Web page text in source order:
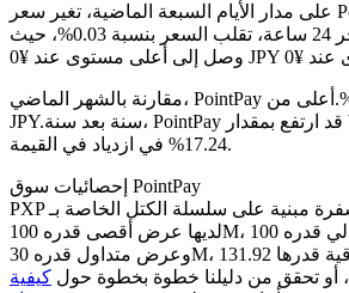
العقود الآجلة USDC
على مدار الأيام السبعة الماضية، تغير سعر PointPay بمقدار ارتفع
في آخر 24 ساعة، تقلب السعر بنسبة 0.03%، حيث
مقارنة بالشهر الماضي، PointPay قد زاد بنسبة 14.91%.أعلى من ¥--
JPY.سنة بعد سنة، PointPay قد ارتفع بمقدار ¥-- JPY، مما يدل على
17.24% في ازدياد في القيمة.
إحصائيات سوق PointPay
PXP هو عملة مشفرة مبنية على سلسلة الكتل الخاصة بـ PointPay.
لديها عرض أقصى قدره 100M، مع إجمالي عرض حالي قدره 100M
وعرض متداول قدره 30M، مما يمنحها قيمة سوقية قدرها 131.92M.
، أو تحقق من دليلنا خطوة بخطوة حول كيفية